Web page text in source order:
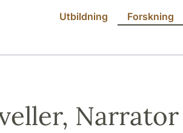
Utbildning Forskning
Narrator